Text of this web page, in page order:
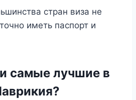
стран виза не
иметь паспорт и
самые лучшие в